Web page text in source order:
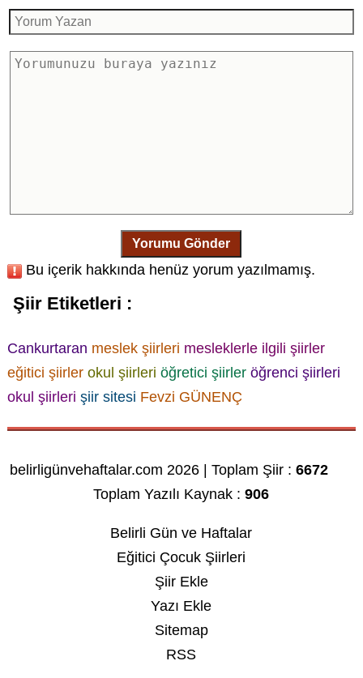
Yorumu Gönder
Bu içerik hakkında henüz yorum yazılmamış.
Şiir Etiketleri :
Cankurtaran meslek şiirleri mesleklerle ilgili şiirler
eğitici şiirler okul şiirleri öğretici şiirler öğrenci şiirleri
okul şiirleri şiir sitesi Fevzi GÜNENÇ
belirligünvehaftalar.com 2026 | Toplam Şiir :6672
Toplam Yazılı Kaynak :906
Belirli Gün ve Haftalar
Eğitici Çocuk Şiirleri
Şiir Ekle
Yazı Ekle
Sitemap
RSS